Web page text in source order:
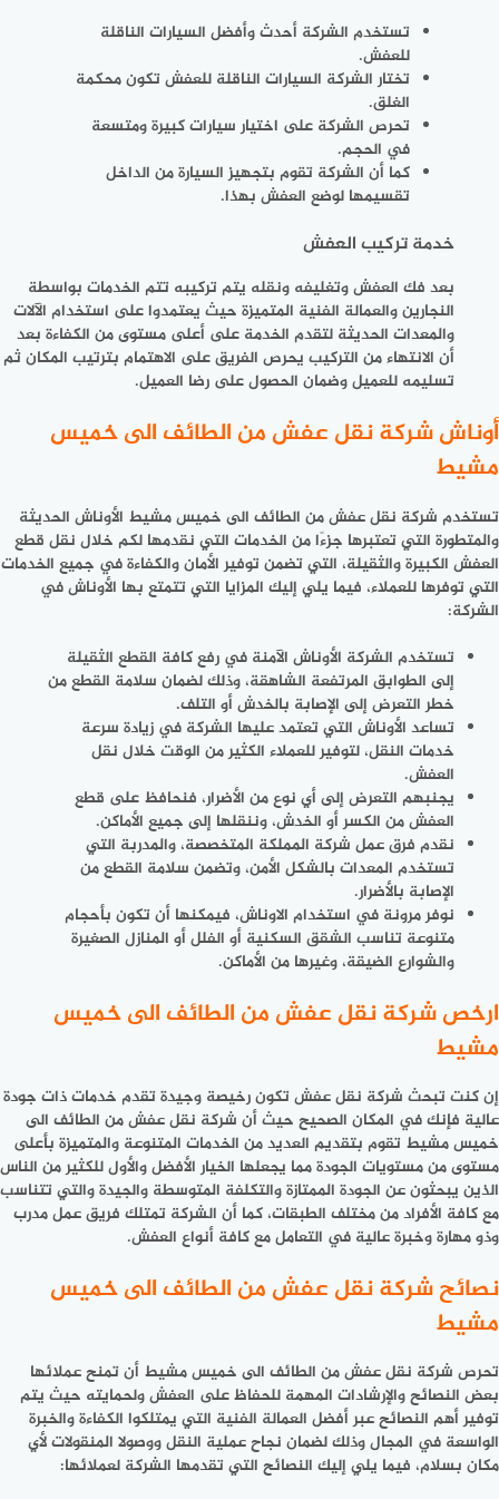
تستخدم الشركة أحدث وأفضل السيارات الناقلة
للعفش.
تختار الشركة السيارات الناقلة للعفش تكون محكمة
الغلق.
تحرص الشركة على اختيار سيارات كبيرة ومتسعة
في الحجم.
كما أن الشركة تقوم بتجهيز السيارة من الداخل
تقسيمها لوضع العفش بهذا.
خدمة تركيب العفش
بعد فك العفش وتغليفه ونقله يتم تركيبه تتم الخدمات بواسطة
النجارين والعمالة الفنية المتميزة حيث يعتمدوا على استخدام الآلات
والمعدات الحديثة لتقدم الخدمة على أعلى مستوى من الكفاءة بعد
أن الانتهاء من التركيب يحرص الفريق على الاهتمام بترتيب المكان ثم
تسليمه للعميل وضمان الحصول على رضا العميل.
أوناش شركة نقل عفش من الطائف الى خميس
مشيط
تستخدم شركة نقل عفش من الطائف الى خميس مشيط الأوناش الحديثة
والمتطورة التي تعتبرها جزءًا من الخدمات التي نقدمها لكم خلال نقل قطع
العفش الكبيرة والثقيلة، التي تضمن توفير الأمان والكفاءة في جميع الخدمات
التي توفرها للعملاء، فيما يلي إليك المزايا التي تتمتع بها الأوناش في
الشركة:
تستخدم الشركة الأوناش الآمنة في رفع كافة القطع الثقيلة
إلى الطوابق المرتفعة الشاهقة، وذلك لضمان سلامة القطع من
خطر التعرض إلى الإصابة بالخدش أو التلف.
تساعد الأوناش التي تعتمد عليها الشركة في زيادة سرعة
خدمات النقل، لتوفير للعملاء الكثير من الوقت خلال نقل
العفش.
يجنبهم التعرض إلى أي نوع من الأضرار، فنحافظ على قطع
العفش من الكسر أو الخدش، وننقلها إلى جميع الأماكن.
نقدم فرق عمل شركة المملكة المتخصصة، والمدربة التي
تستخدم المعدات بالشكل الأمن، وتضمن سلامة القطع من
الإصابة بالأضرار.
نوفر مرونة في استخدام الاوناش، فيمكنها أن تكون بأحجام
متنوعة تناسب الشقق السكنية أو الفلل أو المنازل الصغيرة
والشوارع الضيقة، وغيرها من الأماكن.
ارخص شركة نقل عفش من الطائف الى خميس
مشيط
إن كنت تبحث شركة نقل عفش تكون رخيصة وجيدة تقدم خدمات ذات جودة
عالية فإنك في المكان الصحيح حيث أن شركة نقل عفش من الطائف الى
خميس مشيط تقوم بتقديم العديد من الخدمات المتنوعة والمتميزة بأعلى
مستوى من مستويات الجودة مما يجعلها الخيار الأفضل والأول للكثير من الناس
الذين يبحثون عن الجودة الممتازة والتكلفة المتوسطة والجيدة والتي تتناسب
مع كافة الأفراد من مختلف الطبقات، كما أن الشركة تمتلك فريق عمل مدرب
وذو مهارة وخبرة عالية في التعامل مع كافة أنواع العفش.
نصائح شركة نقل عفش من الطائف الى خميس
مشيط
تحرص شركة نقل عفش من الطائف الى خميس مشيط أن تمنح عملائها
بعض النصائح والإرشادات المهمة للحفاظ على العفش ولحمايته حيث يتم
توفير أهم النصائح عبر أفضل العمالة الفنية التي يمتلكوا الكفاءة والخبرة
الواسعة في المجال وذلك لضمان نجاح عملية النقل ووصولا المنقولات لأي
مكان بسلام، فيما يلي إليك النصائح التي تقدمها الشركة لعملائها: